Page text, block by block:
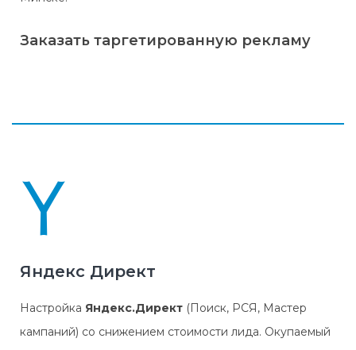
Заказать таргетированную рекламу
Яндекс Директ
Настройка Яндекс.Директ (Поиск, РСЯ, Мастер
кампаний) со снижением стоимости лида. Окупаемый